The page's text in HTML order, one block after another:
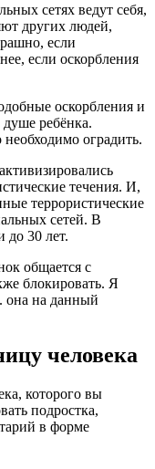
сетях ведут себя,
других людей,
если
если оскорбления
оскорбления и
душе ребёнка.
оградить.
течения. И,
террористические
сетей. В
до 30 лет.
общается с
блокировать. Я
она на данный
человека
которого вы
подростка,
в форме